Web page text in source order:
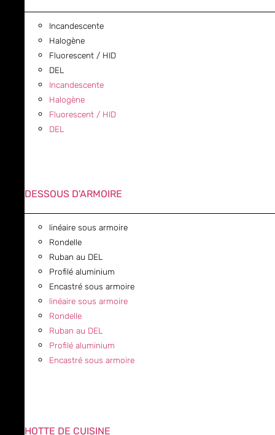
Incandescente
Halogène
Fluorescent / HID
DEL
Incandescente
Halogène
Fluorescent / HID
DEL
DESSOUS D'ARMOIRE
linéaire sous armoire
Rondelle
Ruban au DEL
Profilé aluminium
Encastré sous armoire
linéaire sous armoire
Rondelle
Ruban au DEL
Profilé aluminium
Encastré sous armoire
HOTTE DE CUISINE